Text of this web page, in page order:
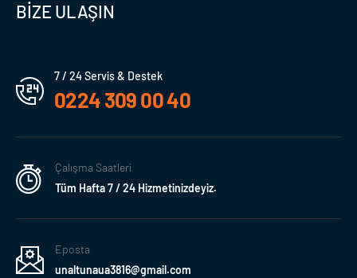
BİZE ULAŞIN
7 / 24 Servis & Destek
0224 309 00 40
Çalışma Saatleri
Tüm Hafta 7 / 24 Hizmetinizdeyiz.
Eposta
unaltunaua3816@gmail.com